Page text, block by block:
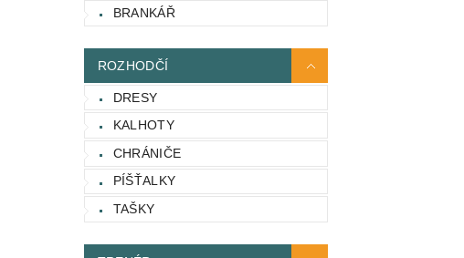
BRANKÁŘ
ROZHODČÍ
DRESY
KALHOTY
CHRÁNIČE
PÍŠŤALKY
TAŠKY